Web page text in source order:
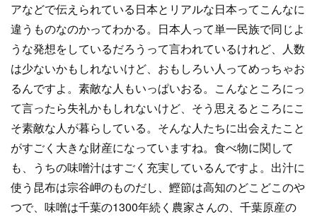
アなどで伝えられている日本とリアルな日本ってこんなに
違うものなのかってわかる。日本人って単一民族で同じよ
うな発想をしているだろうって言われているけれど、人数
は少ないかもしれないけど、おもしろい人ってめっちゃお
るんですよ。素敵な人もいっぱいおる。こんなところにっ
て言ったら失礼かもしれないけど、そう思えるところにこ
そ素敵な人が暮らしている。そんな人たちに出会えたこと
がすごく大きな財産になっていますね。食べ物に関して
も、うちの味噌汁はすごく充実しているんですよ。出汁に
使う昆布は宗谷岬のものだし、鰹節は高知のどこどこのや
つで、味噌は千葉の1300年続く農家さんの、千葉原産の